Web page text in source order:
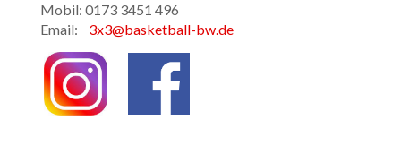
Mobil: 0173 3451 496
Email: 3x3@basketball-bw.de